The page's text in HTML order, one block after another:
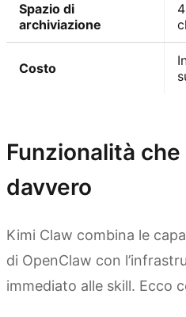
Spazio di
archiviazione
Costo
Funzionalità
davvero
Kimi Claw combina le
di OpenClaw con
immediato alle skill. Ecco